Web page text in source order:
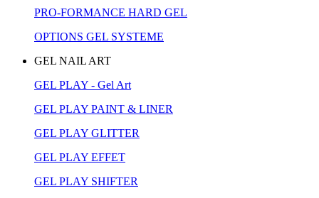
PRO-FORMANCE HARD GEL
OPTIONS GEL SYSTEME
GEL NAIL ART
GEL PLAY - Gel Art
GEL PLAY PAINT & LINER
GEL PLAY GLITTER
GEL PLAY EFFET
GEL PLAY SHIFTER